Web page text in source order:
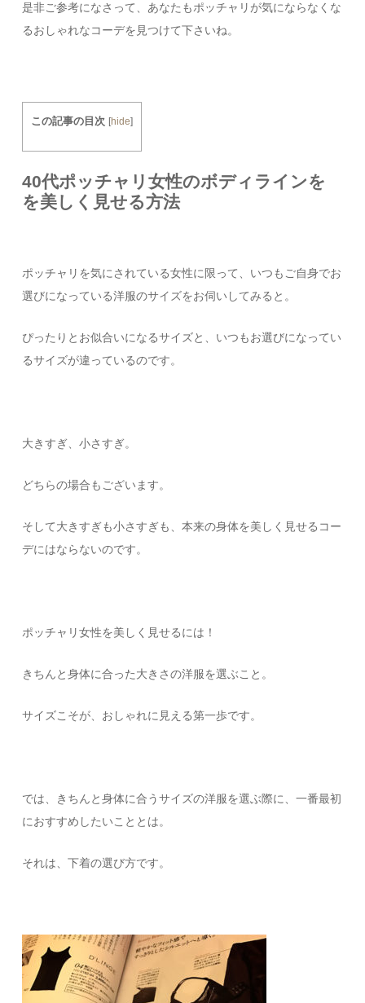
是非ご参考になさって、あなたもポッチャリが気にならなくな
るおしゃれなコーデを見つけて下さいね。
この記事の目次 [hide]
40代ポッチャリ女性のボディラインを
を美しく見せる方法
ポッチャリを気にされている女性に限って、いつもご自身でお
選びになっている洋服のサイズをお伺いしてみると。
ぴったりとお似合いになるサイズと、いつもお選びになってい
るサイズが違っているのです。
大きすぎ、小さすぎ。
どちらの場合もございます。
そして大きすぎも小さすぎも、本来の身体を美しく見せるコー
デにはならないのです。
ポッチャリ女性を美しく見せるには！
きちんと身体に合った大きさの洋服を選ぶこと。
サイズこそが、おしゃれに見える第一歩です。
では、きちんと身体に合うサイズの洋服を選ぶ際に、一番最初
におすすめしたいこととは。
それは、下着の選び方です。